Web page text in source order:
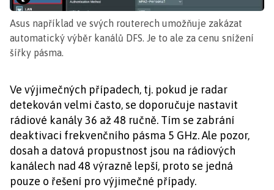
Asus například ve svých routerech umožňuje zakázat
automatický výběr kanálů DFS. Je to ale za cenu snížení
šířky pásma.
Ve výjimečných případech, tj. pokud je radar
detekován velmi často, se doporučuje nastavit
rádiové kanály 36 až 48 ručně. Tím se zabrání
deaktivaci frekvenčního pásma 5 GHz. Ale pozor,
dosah a datová propustnost jsou na rádiových
kanálech nad 48 výrazně lepší, proto se jedná
pouze o řešení pro výjimečné případy.